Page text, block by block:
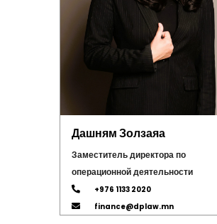
Дашням Золзаяа
Заместитель директора по
операционной деятельности
+976 1133 2020
finance@dplaw.mn